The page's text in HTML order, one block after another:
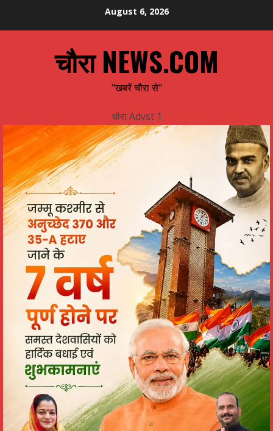
August 6, 2026
चौरा NEWS.COM
"खबरें चौरा से"
चौरा Advst 1